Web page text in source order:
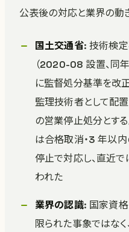
公表後の対応と業界の動
国土交通省: 技術検
（2020-08 設置、同
に監督処分基準を改
監理技術者として配
の営業停止処分とす
は合格取消・3 年以
停止で対応し、直近
われた
業界の認識: 国家資格
限られた事象ではな